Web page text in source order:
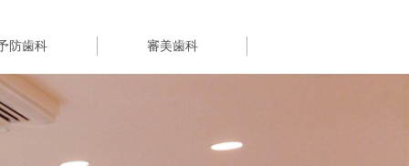
防歯科 審美歯科